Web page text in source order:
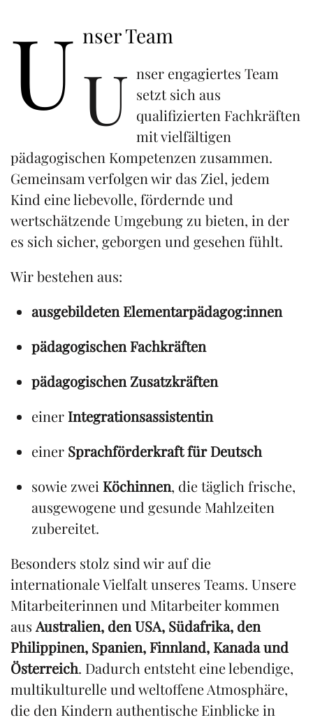
U nser Team
U nser engagiertes Team
setzt sich aus
qualifizierten Fachkräften
mit vielfältigen
pädagogischen Kompetenzen zusammen.
Gemeinsam verfolgen wir das Ziel, jedem
Kind eine liebevolle, fördernde und
wertschätzende Umgebung zu bieten, in der
es sich sicher, geborgen und gesehen fühlt.
Wir bestehen aus:
ausgebildeten Elementarpädagog:innen
pädagogischen Fachkräften
pädagogischen Zusatzkräften
einerIntegrationsassistentin
einer Sprachförderkraft für Deutsch
sowie zwei Köchinnen, die täglich frische,
ausgewogene und gesunde Mahlzeiten
zubereitet.
Besonders stolz sind wir auf die
internationale Vielfalt unseres Teams. Unsere
Mitarbeiterinnen und Mitarbeiter kommen
aus Australien, den USA, Südafrika, den
Philippinen, Spanien, Finnland, Kanada und
Österreich. Dadurch entsteht eine lebendige,
multikulturelle und weltoffene Atmosphäre,
die den Kindern authentische Einblicke in